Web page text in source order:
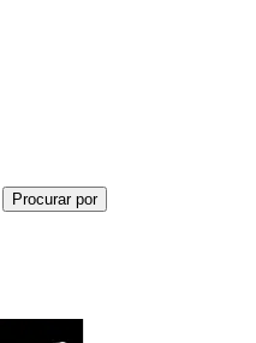
Procurar por